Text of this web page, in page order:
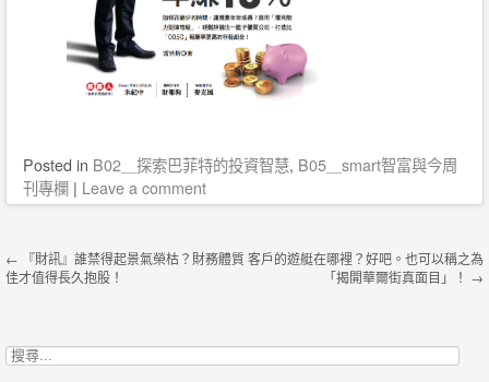
Posted in B02＿探索巴菲特的投資智慧, B05＿smart智富與今周
刊專欄 | Leave a comment
← 『財訊』誰禁得起景氣榮枯？財務體質
佳才值得長久抱股！
客戶的遊艇在哪裡？好吧。也可以稱之為
「揭開華爾街真面目」！ →
搜尋關鍵字: